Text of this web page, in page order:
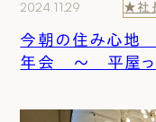
2024.11.29 ★社
今朝の住み心
年会 ～ 平屋っ